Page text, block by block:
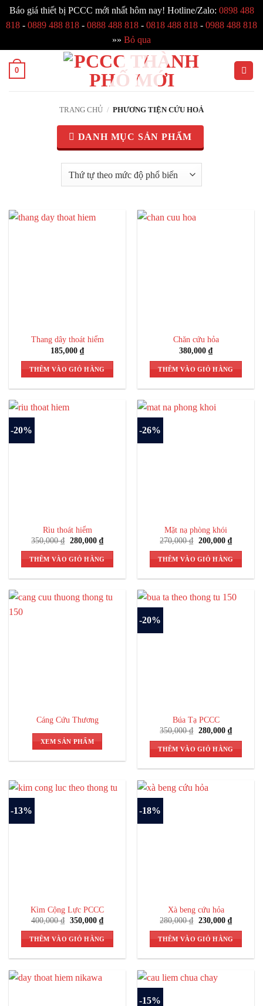
Báo giá thiết bị PCCC mới nhất hôm nay! Hotline/Zalo: 0898 488
818 - 0889 488 818 - 0888 488 818 - 0818 488 818 - 0988 488 818
»» Bỏ qua
0
TRANG CHỦ / PHƯƠNG TIỆN CỨU HOẢ
DANH MỤC SẢN PHẨM
Thang dây thoát hiểm
185,000 ₫
THÊM VÀO GIỎ HÀNG
Chăn cứu hỏa
380,000 ₫
THÊM VÀO GIỎ HÀNG
-20%
Rìu thoát hiểm
350,000₫ Giá
là:
350,000 ₫.
280,000 ₫Giá
tại
là:
THÊM VÀO GIỎ HÀNG
-26%
Mặt nạ phòng khói
270,000₫ Giá
là:
270,000 ₫.
200,000 ₫Giá
tại
là:
THÊM VÀO GIỎ HÀNG
Cáng Cứu Thương
XEM SẢN PHẨM
-20%
Búa Tạ PCCC
350,000₫ Giá
là:
350,000 ₫.
280,000 ₫Giá
tại
là:
THÊM VÀO GIỎ HÀNG
-13%
Kìm Cộng Lực PCCC
400,000₫ Giá
là:
400,000 ₫.
350,000 ₫Giá
tại
là:
THÊM VÀO GIỎ HÀNG
-18%
Xà beng cứu hỏa
280,000₫ Giá
là:
280,000 ₫.
230,000 ₫Giá
tại
là:
THÊM VÀO GIỎ HÀNG
-15%